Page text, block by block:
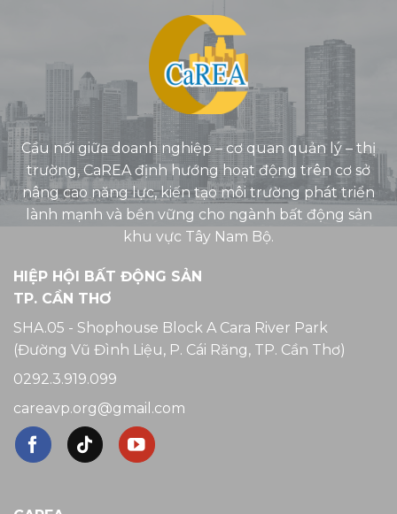
Cầu nối giữa doanh nghiệp – cơ quan quản lý – thị
trường, CaREA định hướng hoạt động trên cơ sở
nâng cao năng lực, kiến tạo môi trường phát triển
lành mạnh và bền vững cho ngành bất động sản
khu vực Tây Nam Bộ.
HIỆP HỘI BẤT ĐỘNG SẢN
TP. CẦN THƠ
SHA.05 - Shophouse Block A Cara River Park
(Đường Vũ Đình Liệu, P. Cái Răng, TP. Cần Thơ)
0292.3.919.099
careavp.org@gmail.com